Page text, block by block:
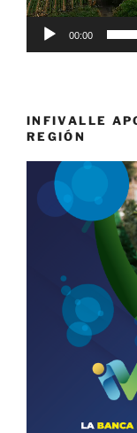
00:00
INFIVALLE
REGIÓN